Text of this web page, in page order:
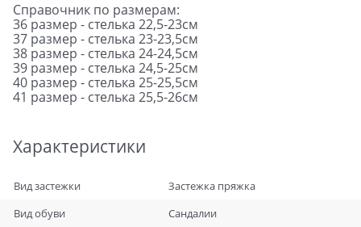
Справочник по размерам:
36 размер - стелька 22,5-23см
37 размер - стелька 23-23,5см
38 размер - стелька 24-24,5см
39 размер - стелька 24,5-25см
40 размер - стелька 25-25,5см
41 размер - стелька 25,5-26см
Характеристики
Вид застежки
Застежка пряжка
Вид обуви
Сандалии